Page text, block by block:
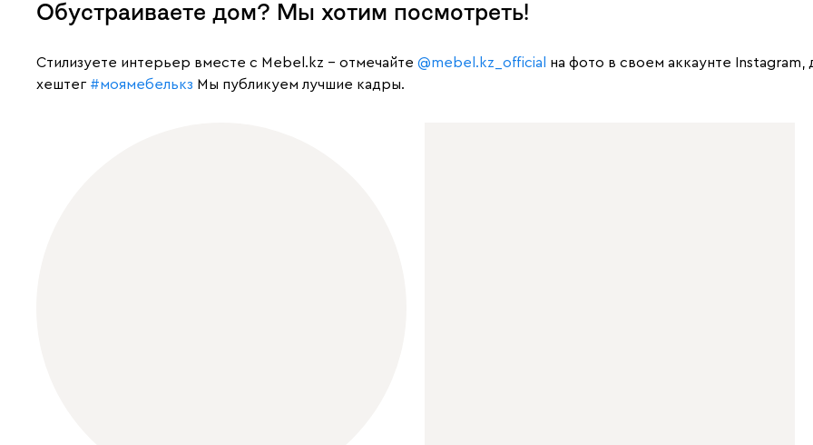
Обустраиваете дом? Мы хотим посмотреть!
Cтилизуете интерьер вместе с Mebel.kz – отмечайте @mebel.kz_official
на фото в своем аккаунте Instagram,
хештег #моямебелькз Мы публикуем лучшие кадры.